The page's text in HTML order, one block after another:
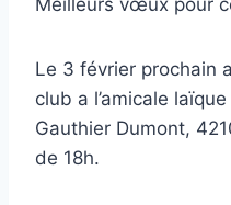
Le 3 février prochain
club a l’amicale
Gauthier Dumont,
de 18h.